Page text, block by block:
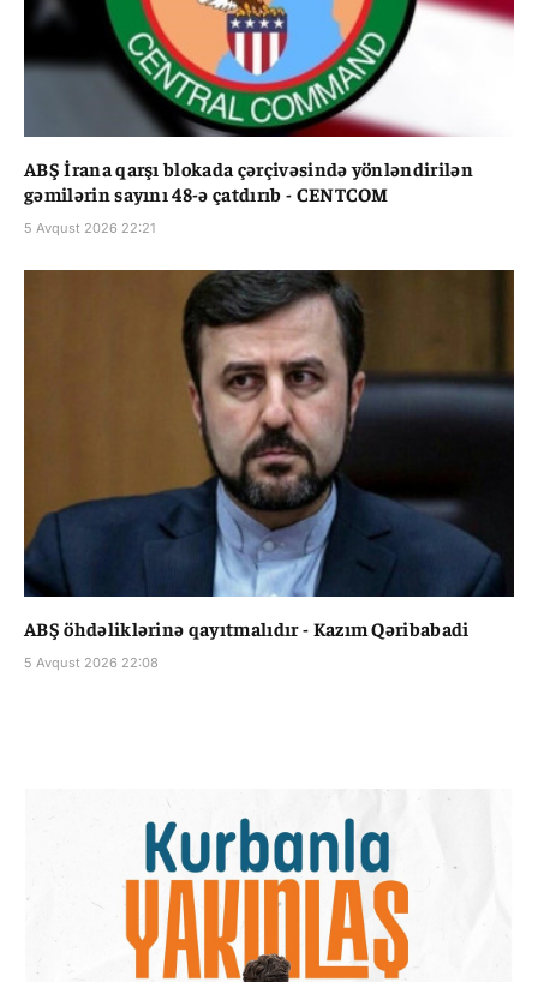
ABŞ İrana qarşı blokada çərçivəsində yönləndirilən
gəmilərin sayını 48-ə çatdırıb - CENTCOM
5 Avqust 2026 22:21
ABŞ öhdəliklərinə qayıtmalıdır - Kazım Qəribabadi
5 Avqust 2026 22:08